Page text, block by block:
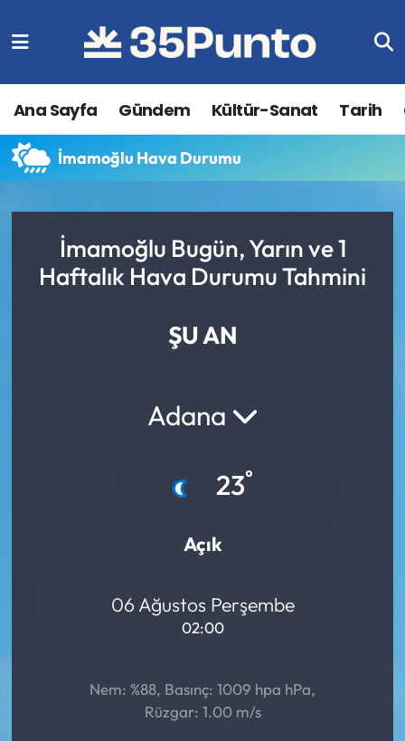
Ana Sayfa Gündem Kültür-Sanat Tarih
İmamoğlu Hava Durumu
İmamoğlu Bugün, Yarın ve 1
Haftalık Hava Durumu Tahmini
ŞU AN
Adana
23°
Açık
06 Ağustos Perşembe
02:00
Nem: %88, Basınç: 1009 hpa hPa,
Rüzgar: 1.00 m/s